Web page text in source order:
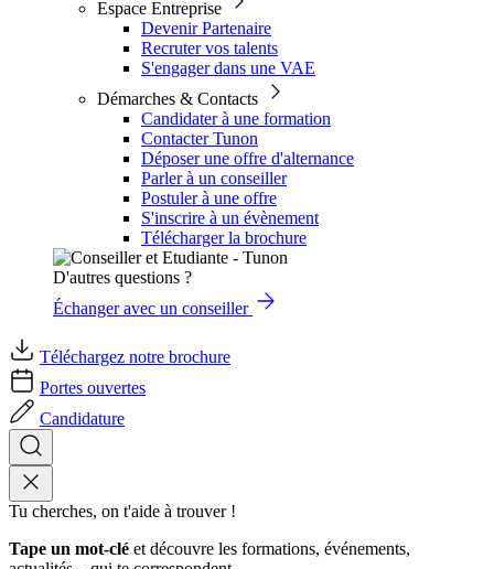
Espace Entreprise
Devenir Partenaire
Recruter vos talents
S'engager dans une VAE
Démarches & Contacts
Candidater à une formation
Contacter Tunon
Déposer une offre d'alternance
Parler à un conseiller
Postuler à une offre
S'inscrire à un évènement
Télécharger la brochure
D'autres questions ?
Échanger avec un conseiller
Téléchargez notre brochure
Portes ouvertes
Candidature
Tu cherches, on t'aide à trouver !
Tape un mot-clé et découvre les formations, événements,